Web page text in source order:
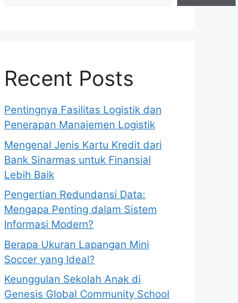
Recent Posts
Pentingnya Fasilitas Logistik dan
Penerapan Manajemen Logistik
Mengenal Jenis Kartu Kredit dari
Bank Sinarmas untuk Finansial
Lebih Baik
Pengertian Redundansi Data:
Mengapa Penting dalam Sistem
Informasi Modern?
Berapa Ukuran Lapangan Mini
Soccer yang Ideal?
Keunggulan Sekolah Anak di
Genesis Global Community School